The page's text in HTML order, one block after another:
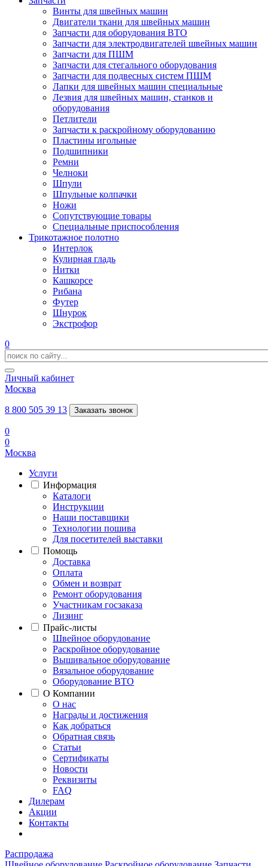
Винты для швейных машин
Двигатели ткани для швейных машин
Запчасти для оборудования ВТО
Запчасти для электродвигателей швейных машин
Запчасти для ПШМ
Запчасти для стегального оборудования
Запчасти для подвесных систем ПШМ
Лапки для швейных машин специальные
Лезвия для швейных машин, станков и
оборудования
Петлители
Запчасти к раскройному оборудованию
Пластины игольные
Подшипники
Ремни
Челноки
Шпули
Шпульные колпачки
Ножи
Сопутствующие товары
Специальные приспособления
Трикотажное полотно
Интерлок
Кулирная гладь
Нитки
Кашкорсе
Рибана
Футер
Шнурок
Экстрофор
0
Личный кабинет
Москва
8 800 505 39 13 Заказать звонок
0
0
Москва
Услуги
Информация
Каталоги
Инструкции
Наши поставщики
Технологии пошива
Для посетителей выставки
Помощь
Доставка
Оплата
Обмен и возврат
Ремонт оборудования
Участникам госзаказа
Лизинг
Прайс-листы
Швейное оборудование
Раскройное оборудование
Вышивальное оборудование
Вязальное оборудование
Оборудование ВТО
О Компании
О нас
Награды и достижения
Как добраться
Обратная связь
Статьи
Сертификаты
Новости
Реквизиты
FAQ
Дилерам
Акции
Контакты
Распродажа